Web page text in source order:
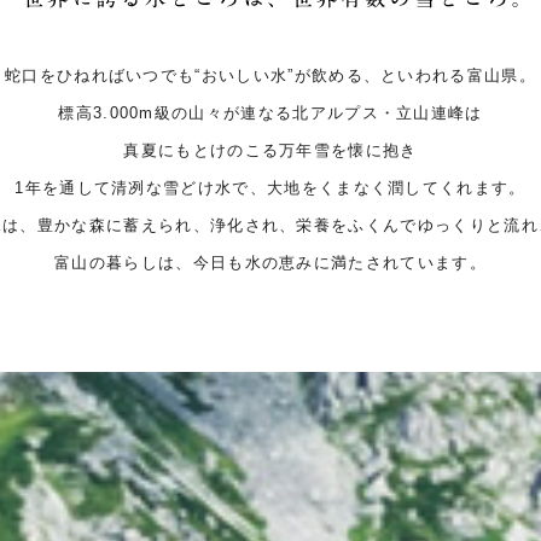
蛇口をひねればいつでも“おいしい水”が飲める、といわれる富山県。
標高3.000m級の山々が連なる北アルプス・立山連峰は
真夏にもとけのこる万年雪を懐に抱き
1年を通して清冽な雪どけ水で、大地をくまなく潤してくれます。
は、豊かな森に蓄えられ、浄化され、栄養をふくんでゆっくりと流
富山の暮らしは、今日も水の恵みに満たされています。